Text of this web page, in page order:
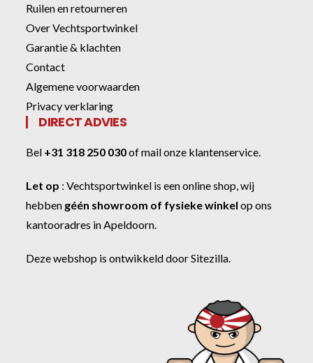
Ruilen en retourneren
Over Vechtsportwinkel
Garantie & klachten
Contact
Algemene voorwaarden
Privacy verklaring
DIRECT ADVIES
Bel +31 318 250 030ofmail onze klantenservice
Let op :Vechtsportwinkel is een online shop, wij
hebben géén showroom of fysieke winkel op ons
kantooradres in Apeldoorn.
Deze webshop is ontwikkeld doorSitezilla